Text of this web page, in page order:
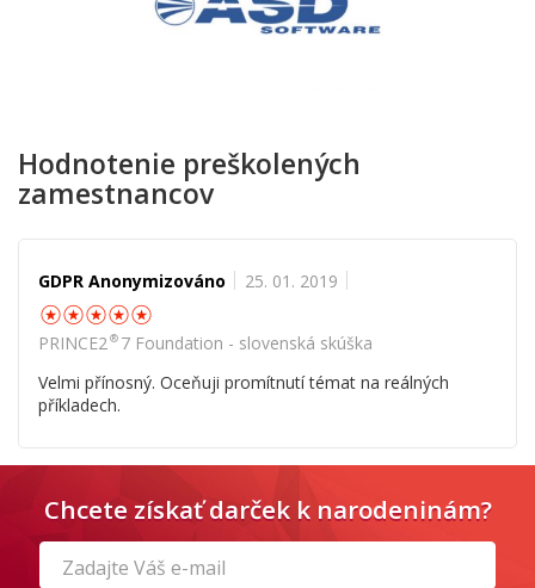
Hodnotenie preškolených
zamestnancov
GDPR Anonymizováno 25. 01. 2019
☆☆☆☆
PRINCE2®7 Foundation - slovenská skúška
Velmi přínosný. Oceňuji promítnutí témat na reálných
příkladech.
Chcete získať darček k narodeninám?